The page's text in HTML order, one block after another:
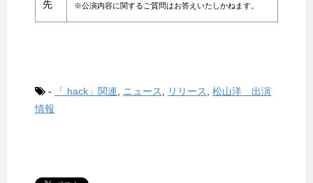
先
※公演内容に関するご質問はお答えいたしかねます。
- 「.hack」関連, ニュース, リリース, 松山洋 出演
情報